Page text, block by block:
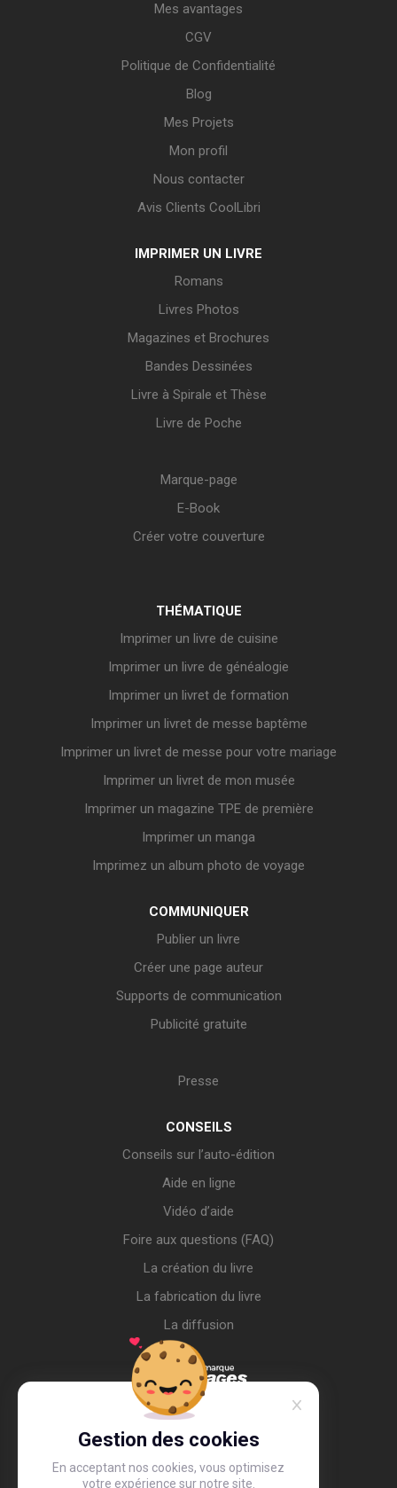
Gestion des cookies
En acceptant nos cookies, vous optimisez
votre expérience sur notre site.
Mes avantages
CGV
Politique de Confidentialité
Blog
Mes Projets
Mon profil
Nous contacter
Avis Clients CoolLibri
IMPRIMER UN LIVRE
Romans
Livres Photos
Magazines et Brochures
Bandes Dessinées
Livre à Spirale et Thèse
Livre de Poche
Marque-page
E-Book
Créer votre couverture
THÉMATIQUE
Imprimer un livre de cuisine
Imprimer un livre de généalogie
Imprimer un livret de formation
Imprimer un livret de messe baptême
Imprimer un livret de messe pour votre mariage
Imprimer un livret de mon musée
Imprimer un magazine TPE de première
Imprimer un manga
Imprimez un album photo de voyage
COMMUNIQUER
Publier un livre
Créer une page auteur
Supports de communication
Publicité gratuite
Presse
CONSEILS
Conseils sur l’auto-édition
Aide en ligne
Vidéo d’aide
Foire aux questions (FAQ)
La création du livre
La fabrication du livre
La diffusion